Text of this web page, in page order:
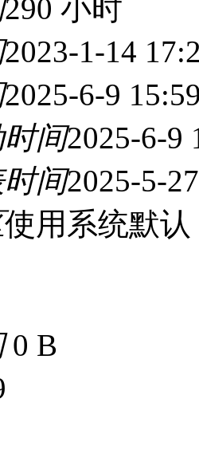
290 小时
2023-1-14
2025-6-9
时间2025-6-9
时间2025-5-
使用系统默认
0 B